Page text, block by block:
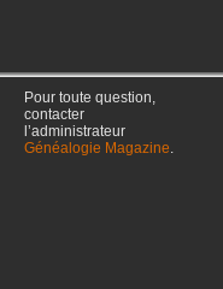
Pour toute question,
contacter
l’administrateur
Généalogie Magazine.